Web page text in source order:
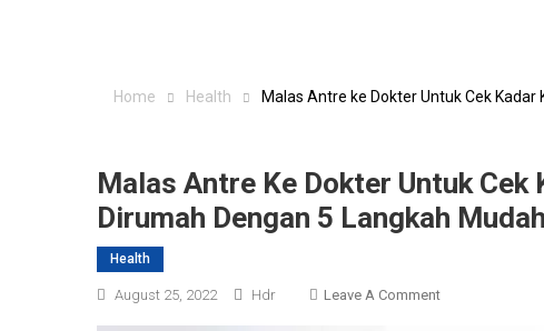
Home Health Malas Antre ke Dokter Untuk Cek
Malas Antre Ke Dokter Untuk
Dirumah Dengan 5 Langkah Mudah
Health
August 25, 2022 Hdr Leave A CommentOn